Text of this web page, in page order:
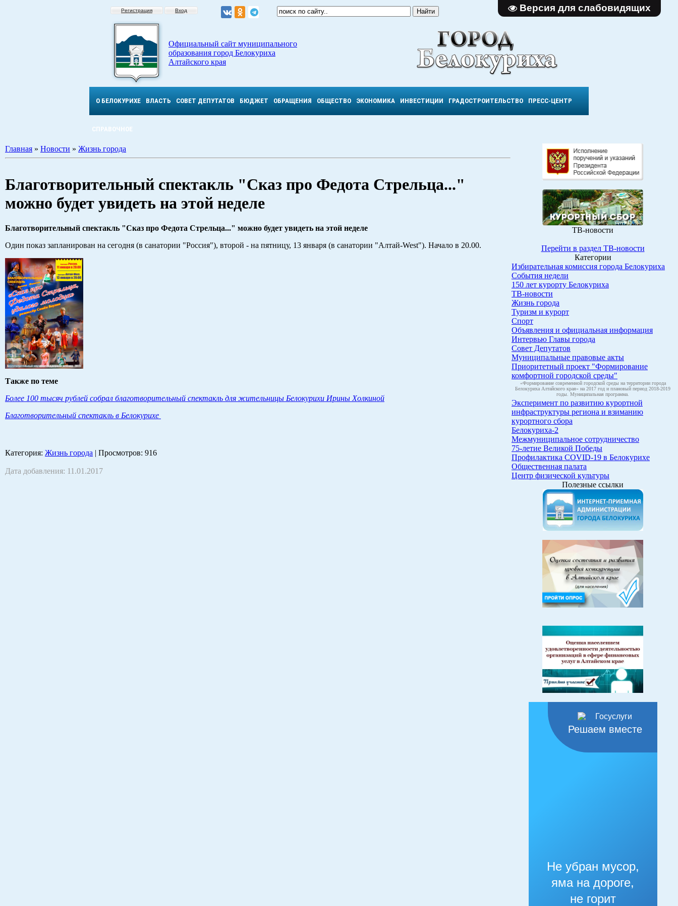
Версия для слабовидящих
Регистрация Вход
Официальный сайт муниципального
образования город Белокуриха
Алтайского края
О БЕЛОКУРИХЕ ВЛАСТЬ СОВЕТ ДЕПУТАТОВ БЮДЖЕТ ОБРАЩЕНИЯ ОБЩЕСТВО ЭКОНОМИКА ИНВЕСТИЦИИ ГРАДОСТРОИТЕЛЬСТВО ПРЕСС-ЦЕНТР
СПРАВОЧНОЕ
Главная » Новости » Жизнь города
Благотворительный спектакль "Сказ про Федота Стрельца..."
можно будет увидеть на этой неделе
Благотворительный спектакль "Сказ про Федота Стрельца..." можно будет увидеть на этой неделе
Один показ запланирован на сегодня (в санатории "Россия"), второй - на пятницу, 13 января (в санатории "Алтай-West"). Начало в 20.00.
Также по теме
Более 100 тысяч рублей собрал благотворительный спектакль для жительницы Белокурихи Ирины Холкиной
Благотворительный спектакль в Белокурихе
Категория: Жизнь города | Просмотров: 916
Дата добавления: 11.01.2017
ТВ-новости
Перейти в раздел ТВ-новости
Категории
Избирательная комиссия города Белокуриха
События недели
150 лет курорту Белокуриха
ТВ-новости
Жизнь города
Туризм и курорт
Спорт
Объявления и официальная информация
Интервью Главы города
Совет Депутатов
Муниципальные правовые акты
Приоритетный проект "Формирование
комфортной городской среды"
«Формирование современной городской среды на территории города
Белокуриха Алтайского края» на 2017 год и плановый период 2018-2019
годы. Муниципальная программа.
Эксперимент по развитию курортной
инфраструктуры региона и взиманию
курортного сбора
Белокуриха-2
Межмуниципальное сотрудничество
75-летие Великой Победы
Профилактика COVID-19 в Белокурихе
Общественная палата
Центр физической культуры
Полезные ссылки
Решаем вместе
Не убран мусор,
яма на дороге,
не горит